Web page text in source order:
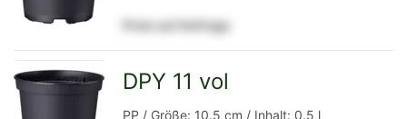
Detailseite
Preis auf Anfrage
DPY 11 vol
PP / Größe: 10.5 cm / Inhalt: 0.5 l